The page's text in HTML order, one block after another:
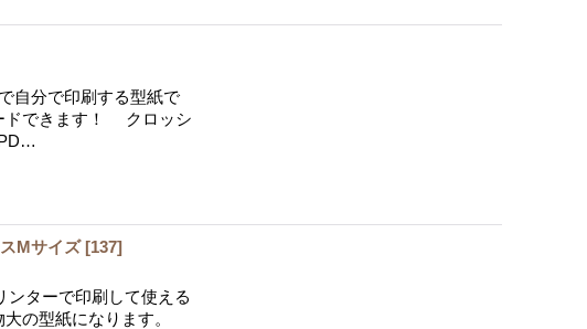
自分で印刷する型紙で
ドできます！ クロッシ
Mサイズ [137]
ンターで印刷して使える
大の型紙になります。